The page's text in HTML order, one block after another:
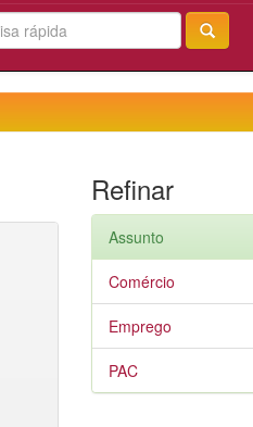
Refinar
Assunto
Comércio
Emprego
PAC